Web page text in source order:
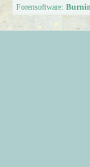
Forensoftware: